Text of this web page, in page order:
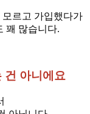
르고 가입했다가
꽤 많습니다.
건 아니에요